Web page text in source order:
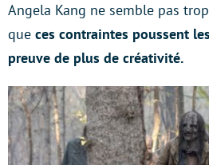
Angela Kang ne semble pas
que ces contraintes poussent
preuve de plus de créativité.